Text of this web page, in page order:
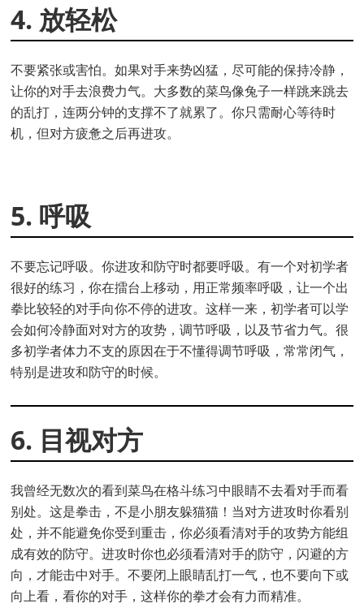
4. 放轻松
不要紧张或害怕。如果对手来势凶猛，尽可能的保持冷静，
让你的对手去浪费力气。大多数的菜鸟像兔子一样跳来跳去
的乱打，连两分钟的支撑不了就累了。你只需耐心等待时
机，但对方疲惫之后再进攻。
5. 呼吸
不要忘记呼吸。你进攻和防守时都要呼吸。有一个对初学者
很好的练习，你在擂台上移动，用正常频率呼吸，让一个出
拳比较轻的对手向你不停的进攻。这样一来，初学者可以学
会如何冷静面对对方的攻势，调节呼吸，以及节省力气。很
多初学者体力不支的原因在于不懂得调节呼吸，常常闭气，
特别是进攻和防守的时候。
6. 目视对方
我曾经无数次的看到菜鸟在格斗练习中眼睛不去看对手而看
别处。这是拳击，不是小朋友躲猫猫！当对方进攻时你看别
处，并不能避免你受到重击，你必须看清对手的攻势方能组
成有效的防守。进攻时你也必须看清对手的防守，闪避的方
向，才能击中对手。不要闭上眼睛乱打一气，也不要向下或
向上看，看你的对手，这样你的拳才会有力而精准。